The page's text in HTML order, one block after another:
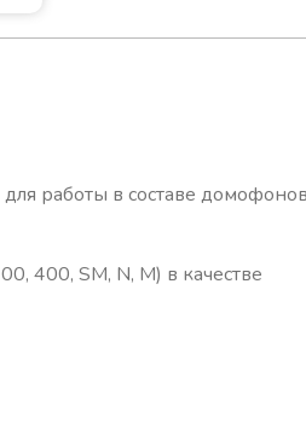
работы в составе домофонов
400, SM, N, M) в качестве